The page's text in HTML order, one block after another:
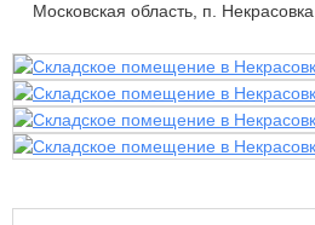
Московская область, п.